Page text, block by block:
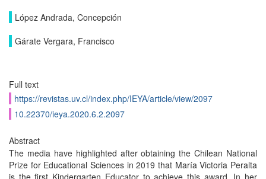
López Andrada, Concepción
Gárate Vergara, Francisco
Full text
https://revistas.uv.cl/index.php/IEYA/article/view/2097
10.22370/ieya.2020.6.2.2097
Abstract
The media have highlighted after obtaining the Chilean National
Prize for Educational Sciences in 2019 that María Victoria Peralta
is the first Kindergarten Educator to achieve this award. In her